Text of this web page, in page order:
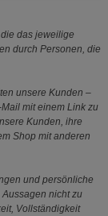
das jeweilige
durch Personen, die
unsere Kunden –
mit einem Link zu
Kunden, ihre
Shop mit anderen
und persönliche
nicht zu
Vollständigkeit